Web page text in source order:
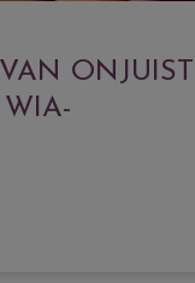
ONJUIST
WIA-